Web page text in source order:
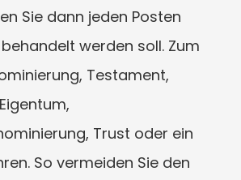
Sie dann jeden Posten
werden soll. Zum
Testament,
Trust oder ein
So vermeiden Sie den